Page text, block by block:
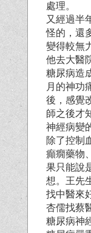
處理。
又經過半
怪的，還
變得較無
他去大醫
糖尿病造
月的神功
後，感覺
師之後才
神經病變
除了控制
癲癇藥物
果只能說
想。王先
找中醫來
杏儒找蔡
糖尿病神